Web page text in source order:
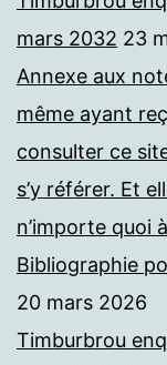
mars 2032 23
Annexe aux
même ayant
consulter ce
s’y référer. Et
n’importe quoi
Bibliographie
20 mars 2026
Timburbrou